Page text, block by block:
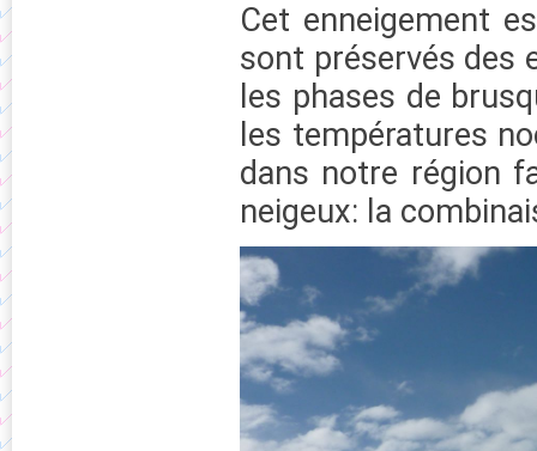
Cet enneigement
sont préservés des
les phases de
les températures
dans notre région
neigeux: la